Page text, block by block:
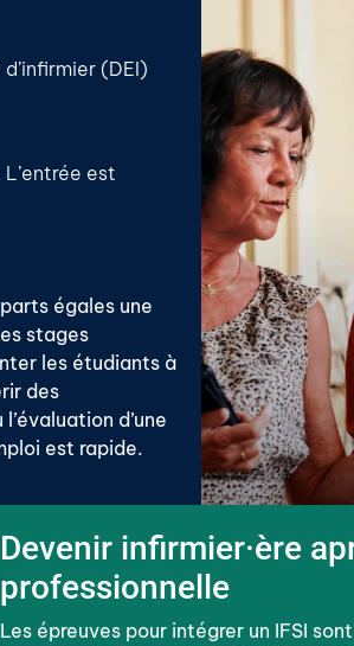
(DEI)
est
égales une
stages
les étudiants à
des
d’une
est rapide.
Devenir infirmier·ère
professionnelle
Les épreuves pour intégrer un IFSI